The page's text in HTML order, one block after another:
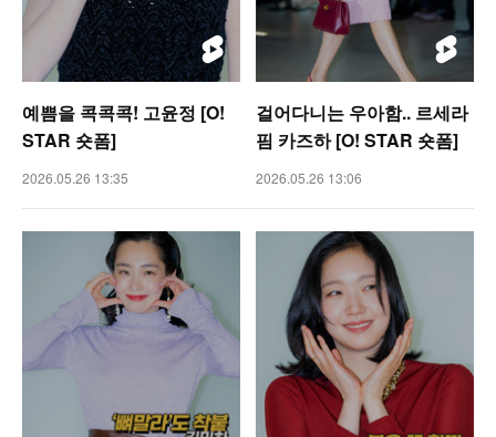
예쁨을 콕콕콕! 고윤정 [O!
STAR 숏폼]
2026.05.26 13:35
걸어다니는 우아함.. 르세라
핌 카즈하 [O! STAR 숏폼]
2026.05.26 13:06